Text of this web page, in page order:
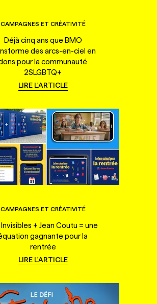
CAMPAGNES ET CRÉATIVITÉ
Déjà cinq ans que BMO
des arcs-en-ciel en
pour la communauté
2SLGBTQ+
LIRE L'ARTICLE
CAMPAGNES ET CRÉATIVITÉ
Invisibles + Jean Coutu = une
gagnante pour la
rentrée
LIRE L'ARTICLE